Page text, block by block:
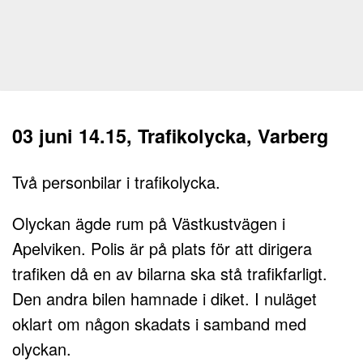
03 juni 14.15, Trafikolycka, Varberg
Två personbilar i trafikolycka.
Olyckan ägde rum på Västkustvägen i
Apelviken. Polis är på plats för att dirigera
trafiken då en av bilarna ska stå trafikfarligt.
Den andra bilen hamnade i diket. I nuläget
oklart om någon skadats i samband med
olyckan.